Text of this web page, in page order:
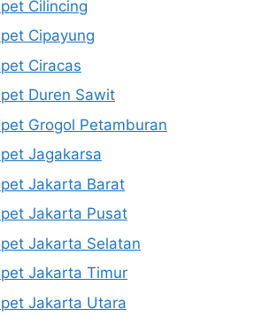
Cilincing
Cipayung
Ciracas
Duren Sawit
Grogol Petamburan
Jagakarsa
Jakarta Barat
Jakarta Pusat
Jakarta Selatan
Jakarta Timur
Jakarta Utara